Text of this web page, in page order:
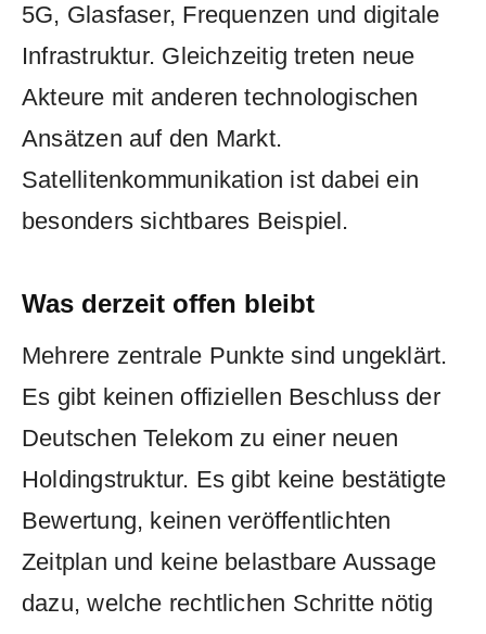
5G, Glasfaser, Frequenzen und digitale
Infrastruktur. Gleichzeitig treten neue
Akteure mit anderen technologischen
Ansätzen auf den Markt.
Satellitenkommunikation ist dabei ein
besonders sichtbares Beispiel.
Was derzeit offen bleibt
Mehrere zentrale Punkte sind ungeklärt.
Es gibt keinen offiziellen Beschluss der
Deutschen Telekom zu einer neuen
Holdingstruktur. Es gibt keine bestätigte
Bewertung, keinen veröffentlichten
Zeitplan und keine belastbare Aussage
dazu, welche rechtlichen Schritte nötig